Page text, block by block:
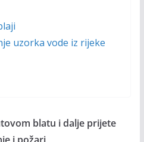
uzorka vode iz rijeke
blatu i dalje prijete